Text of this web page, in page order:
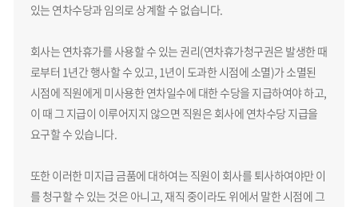
있는 연차수당과 임의로 상계할 수 없습니다.
회사는 연차휴가를 사용할 수 있는 권리(연차휴가청구권은 발생한 때
로부터 1년간 행사할 수 있고, 1년이 도과한 시점에 소멸)가 소멸된
시점에 직원에게 미사용한 연차일수에 대한 수당을 지급하여야 하고,
이 때 그 지급이 이루어지지 않으면 직원은 회사에 연차수당 지급을
요구할 수 있습니다.
또한 이러한 미지급 금품에 대하여는 직원이 회사를 퇴사하여야만 이
를 청구할 수 있는 것은 아니고, 재직 중이라도 위에서 말한 시점에 그